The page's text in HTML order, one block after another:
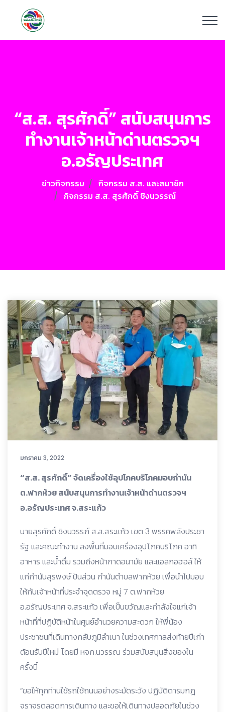
“ส.ส. สุรศักดิ์” สนับสนุนการ
ทำงานเจ้าหน้าด่านตรวจฯ
อ.อรัญประเทศ
ข่าวกิจกรรม
กิจกรรม ส.ส. และสมาชิก
กิจกรรม ส.ส. สุรศักดิ์ ชิงนวรรณ์
มกราคม 3, 2022
“ส.ส. สุรศักดิ์” จัดเครื่องใช้อุปโภคบริโภคมอบกำนัน
ต.ฟากห้วย สนับสนุนการทำงานเจ้าหน้าด่านตรวจฯ
อ.อรัญประเทศ จ.สระแก้ว
นายสุรศักดิ์ ชิงนวรรภ์ ส.ส.สระแก้ว เขต 3 พรรคพลังประชา
รัฐ และคณะทำงาน ลงพื้นที่มอบเครื่องอุปโภคบริโภค อาทิ
อาหาร และน้ำดื่ม รวมถึงหน้ากาดอนามัย และแอลกอฮอล์ ให้
แก่กำนันสุรพงษ์ ปันส่วน กำนันตำบลฟากห้วย เพื่อนำไปมอบ
ให้กับเจ้าหน้าที่ประจำจุดตรวจ หมู่ 7 ต.ฟากห้วย
อ.อรัญประเทศ จ.สระแก้ว เพื่อเป็นขวัญและกำลังใจแก่เจ้า
หน้าที่ที่ปฏิบัติหน้าในศูนย์อำนวยความสะดวก ให้พี่น้อง
ประชาชนที่เดินทางกลับภูมิลำเนา ในช่วงเทศกาลส่งท้ายปีเก่า
ต้อนรับปีใหม่ โดยมี หจก.นวรรณ ร่วมสนับสนุนสิ่งของใน
ครั้งนี้
“ขอให้ทุกท่านใช้รถใช้ถนนอย่างระมัดระวัง ปฏิบัติตารมกฎ
จราจรตลอดการเดินทาง และขอให้เดินทางปลอดภัยในช่วง